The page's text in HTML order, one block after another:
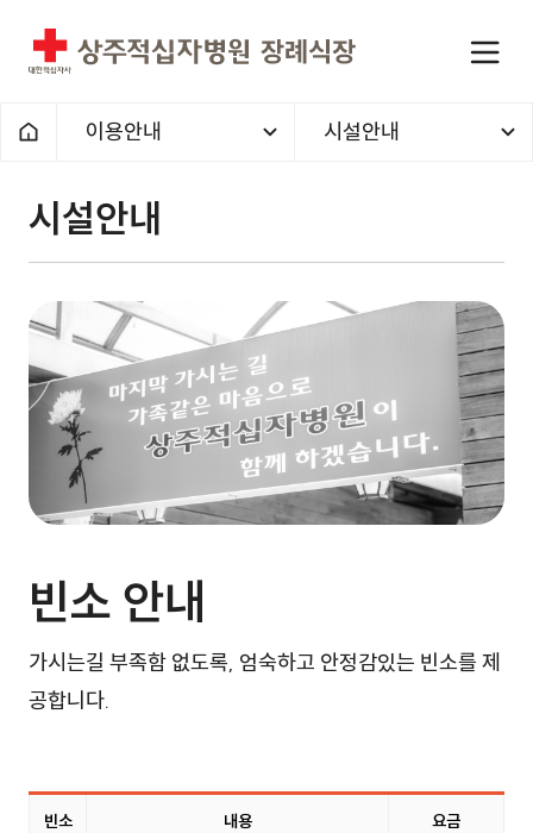
홈으로
이용안내 시설안내
시설안내
빈소 안내
가시는길 부족함 없도록, 엄숙하고 안정감있는 빈소를 제
공합니다.
빈소 내용 요금